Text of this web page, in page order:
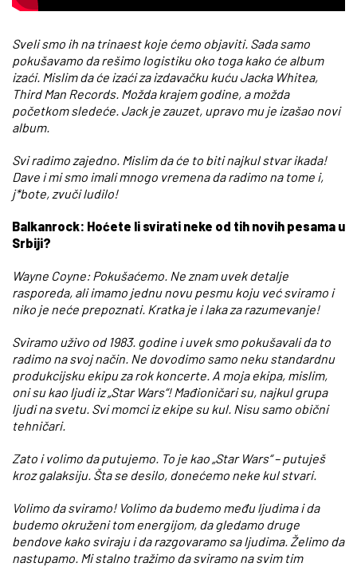
Sveli smo ih na trinaest koje ćemo objaviti. Sada samo
pokušavamo da rešimo logistiku oko toga kako će album
izaći. Mislim da će izaći za izdavačku kuću Jacka Whitea,
Third Man Records. Možda krajem godine, a možda
početkom sledeće. Jack je zauzet, upravo mu je izašao novi
album.
Svi radimo zajedno. Mislim da će to biti najkul stvar ikada!
Dave i mi smo imali mnogo vremena da radimo na tome i,
j*bote, zvuči ludilo!
Balkanrock: Hoćete li svirati neke od tih novih pesama u
Srbiji?
Wayne Coyne: Pokušaćemo. Ne znam uvek detalje
rasporeda, ali imamo jednu novu pesmu koju već sviramo i
niko je neće prepoznati. Kratka je i laka za razumevanje!
Sviramo uživo od 1983. godine i uvek smo pokušavali da to
radimo na svoj način. Ne dovodimo samo neku standardnu
produkcijsku ekipu za rok koncerte. A moja ekipa, mislim,
oni su kao ljudi iz „Star Wars“! Mađioničari su, najkul grupa
ljudi na svetu. Svi momci iz ekipe su kul. Nisu samo obični
tehničari.
Zato i volimo da putujemo. To je kao „Star Wars“ – putuješ
kroz galaksiju. Šta se desilo, donećemo neke kul stvari.
Volimo da sviramo! Volimo da budemo među ljudima i da
budemo okruženi tom energijom, da gledamo druge
bendove kako sviraju i da razgovaramo sa ljudima. Želimo da
nastupamo. Mi stalno tražimo da sviramo na svim tim